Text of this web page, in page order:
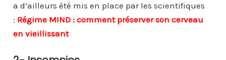
a d’ailleurs été mis en place par les scientifiques
: Régime MIND : comment préserver son cerveau
en vieillissant